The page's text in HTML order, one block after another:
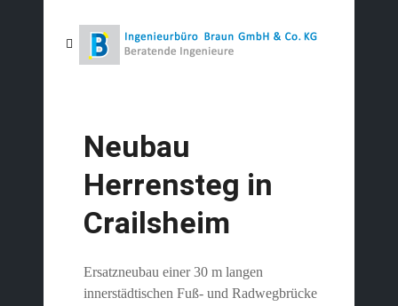
Neubau
Herrensteg in
Crailsheim
Ersatzneubau einer 30 m langen
innerstädtischen Fuß- und Radwegbrücke